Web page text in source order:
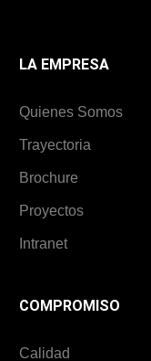
LA EMPRESA
Quienes Somos
Trayectoria
Brochure
Proyectos
Intranet
COMPROMISO
Calidad